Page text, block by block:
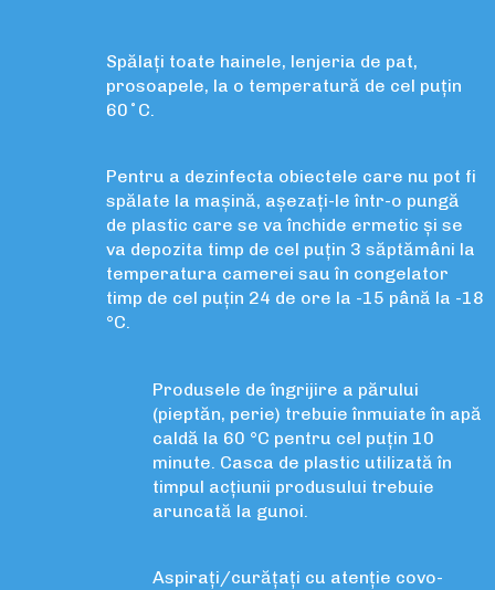
Spălați toate hainele, lenjeria de pat,
prosoapele, la o temperatură de cel puțin
60˚C.
Pentru a dezinfecta obiectele care nu pot fi
spălate la mașină, așezați-le într-o pungă
de plastic care se va închide ermetic și se
va depozita timp de cel puțin 3 săptămâni la
temperatura camerei sau în congelator
timp de cel puțin 24 de ore la -15 până la -18
°C.
Produsele de îngrijire a părului
(pieptăn, perie) trebuie înmuiate în apă
caldă la 60 °C pentru cel puțin 10
minute. Casca de plastic utilizată în
timpul acțiunii produsului trebuie
aruncată la gunoi.
Aspirați/curățați cu atenție covo-